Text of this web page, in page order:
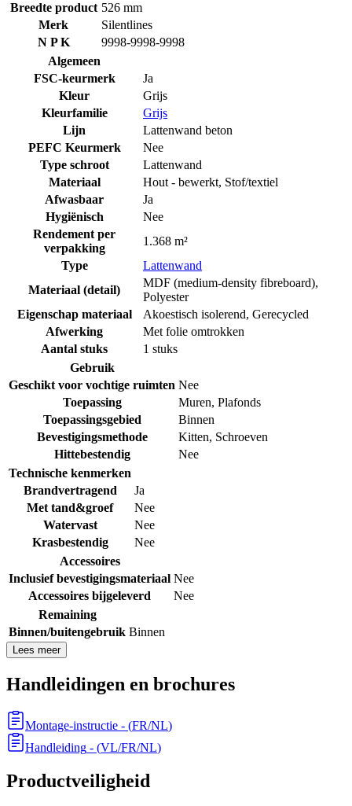
Breedte product 526 mm
Merk
Silentlines
N P K
9998-9998-9998
Algemeen
FSC-keurmerk
Ja
Kleur
Grijs
Kleurfamilie
Grijs
Lijn
Lattenwand beton
PEFC Keurmerk
Nee
Type schroot
Lattenwand
Materiaal
Hout - bewerkt, Stof/textiel
Afwasbaar
Ja
Hygiënisch
Nee
Rendement per
verpakking
1.368 m²
Type
Lattenwand
Materiaal (detail)
MDF (medium-density fibreboard),
Polyester
Eigenschap materiaal
Akoestisch isolerend, Gerecycled
Afwerking
Met folie omtrokken
Aantal stuks
1 stuks
Gebruik
Geschikt voor vochtige ruimten Nee
Toepassing
Muren, Plafonds
Toepassingsgebied
Binnen
Bevestigingsmethode
Kitten, Schroeven
Hittebestendig
Nee
Technische kenmerken
Brandvertragend
Ja
Met tand&groef
Nee
Watervast
Nee
Krasbestendig
Nee
Accessoires
Inclusief bevestigingsmateriaal Nee
Accessoires bijgeleverd
Nee
Remaining
Binnen/buitengebruik Binnen
Lees meer
Handleidingen en brochures
Montage-instructie - (FR/NL)
Handleiding - (VL/FR/NL)
Productveiligheid